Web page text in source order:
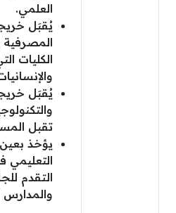
العلمي.
يُقبَل
المصرفية
الكليات
يُقبَل
تقبل
يؤخذ بعين
التعليمي
التقدم
والمدارس